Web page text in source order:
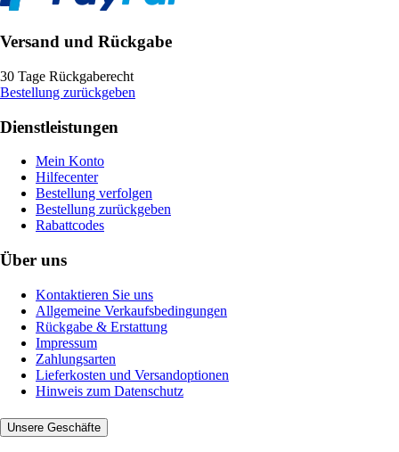
Versand und Rückgabe
30 Tage Rückgaberecht
Bestellung zurückgeben
Dienstleistungen
Mein Konto
Hilfecenter
Bestellung verfolgen
Bestellung zurückgeben
Rabattcodes
Über uns
Kontaktieren Sie uns
Allgemeine Verkaufsbedingungen
Rückgabe & Erstattung
Impressum
Zahlungsarten
Lieferkosten und Versandoptionen
Hinweis zum Datenschutz
Unsere Geschäfte